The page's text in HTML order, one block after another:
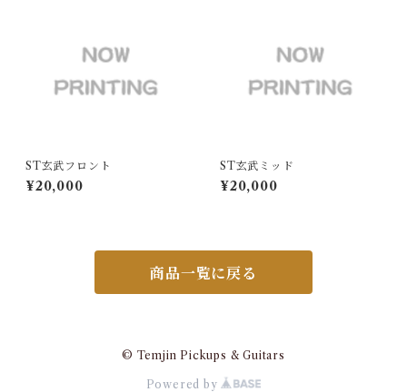
ST玄武フロント
¥20,000
ST玄武ミッド
¥20,000
商品一覧に戻る
© Temjin Pickups & Guitars
Powered by